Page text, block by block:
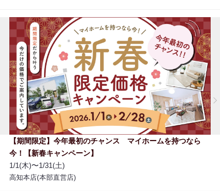
【期間限定】今年最初のチャンス マイホームを持つなら
今！【新春キャンペーン】
1/1(木)〜1/31(土)
高知本店(本部直営店)